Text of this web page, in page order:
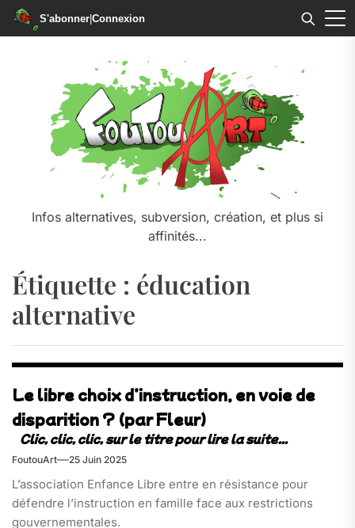
S'abonner|Connexion
Infos alternatives, subversion, création, et plus si
affinités...
Étiquette : éducation
alternative
Le libre choix d’instruction, en voie de
disparition ? (par Fleur)
FoutouArt 25 Juin 2025
L’association Enfance Libre entre en résistance pour
défendre l’instruction en famille face aux restrictions
gouvernementales.